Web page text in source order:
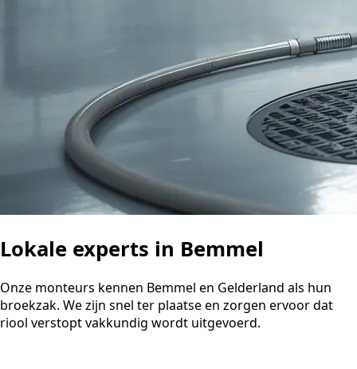
Lokale experts in Bemmel
Onze monteurs kennen Bemmel en Gelderland als hun
broekzak. We zijn snel ter plaatse en zorgen ervoor dat
riool verstopt vakkundig wordt uitgevoerd.